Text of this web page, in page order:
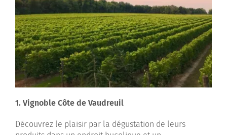
1. Vignoble Côte de Vaudreuil
Découvrez le plaisir par la dégustation de leurs